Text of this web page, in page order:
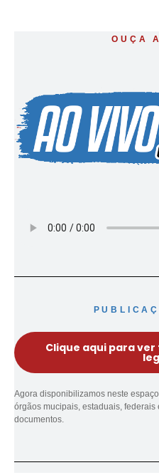
OUÇA
Clique aqui para
Agora disponibilizamos neste
órgãos mucipais, estaduais,
documentos.